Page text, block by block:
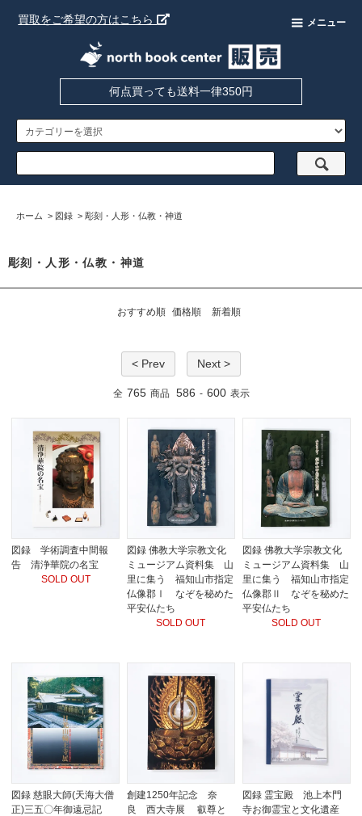
買取をご希望の方はこちら メニュー
何点買っても送料一律350円
ホーム > 図録 > 彫刻・人形・仏教・神道
彫刻・人形・仏教・神道
おすすめ順 価格順 新着順
< Prev Next >
全 765 商品 586 - 600 表示
図録 学術調査中間報
告 清浄華院の名宝
SOLD OUT
図録 佛教大学宗教文化
ミュージアム資料集 山
里に集う 福知山市指定
仏像郡Ⅰ なぞを秘めた
平安仏たち
SOLD OUT
図録 佛教大学宗教文化
ミュージアム資料集 山
里に集う 福知山市指定
仏像郡Ⅱ なぞを秘めた
平安仏たち
SOLD OUT
図録 慈眼大師(天海大僧
正)三五〇年御遠忌記
創建1250年記念 奈
良 西大寺展 叡尊と
図録 霊宝殿 池上本門
寺お御霊宝と文化遺産